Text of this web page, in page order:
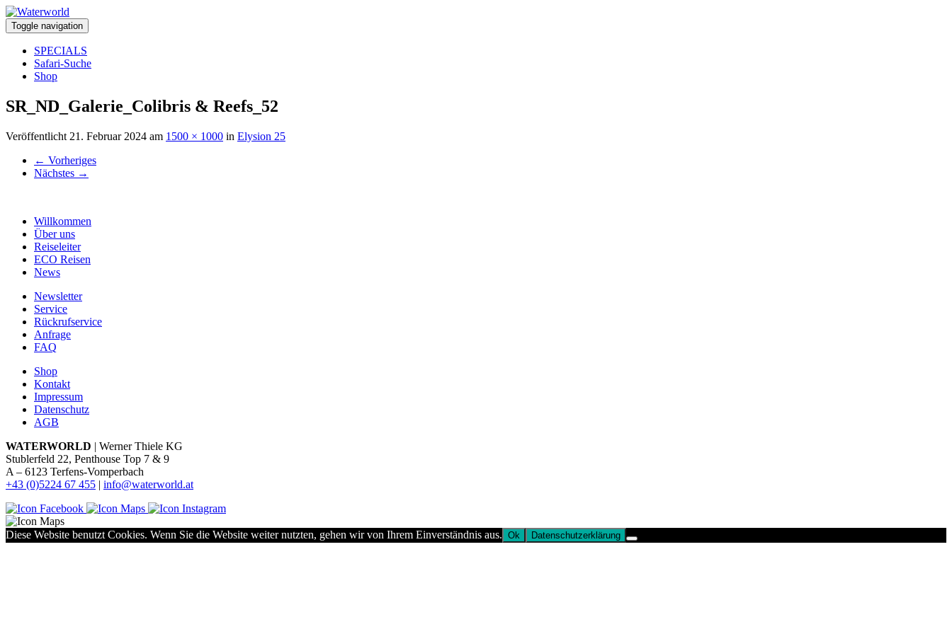
Toggle navigation
SPECIALS
Safari-Suche
Shop
SR_ND_Galerie_Colibris & Reefs_52
Veröffentlicht 21. Februar 2024 am 1500 × 1000 in Elysion 25
← Vorheriges
Nächstes →
Willkommen
Über uns
Reiseleiter
ECO Reisen
News
Newsletter
Service
Rückrufservice
Anfrage
FAQ
Shop
Kontakt
Impressum
Datenschutz
AGB
WATERWORLD | Werner Thiele KG
Stublerfeld 22, Penthouse Top 7 & 9
A – 6123 Terfens-Vomperbach
+43 (0)5224 67 455 | info@waterworld.at
Diese Website benutzt Cookies. Wenn Sie die Website weiter nutzten, gehen wir von Ihrem Einverständnis aus. Ok Datenschutzerklärung